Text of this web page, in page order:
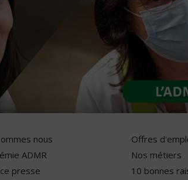
nous
ADMR
presse
Offres
Nos métiers
10 bonnes